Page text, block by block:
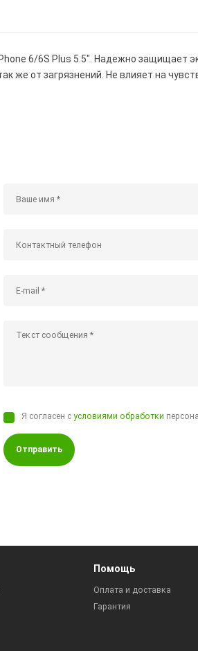
6/6S Plus 5.5". Надежно защищает
же от загрязнений. Не влияет на
Я согласен сусловиями обработки
Отправить
Помощь
Оплата и доставка
Гарантия